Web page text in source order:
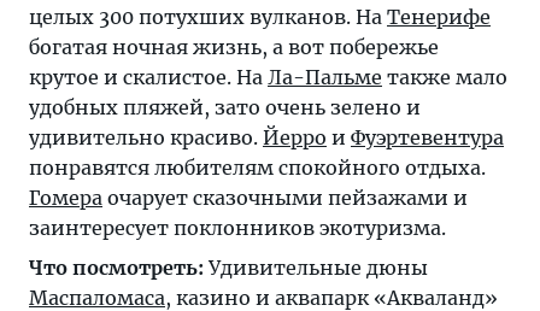
целых 300 потухших вулканов. На Тенерифе
богатая ночная жизнь, а вот побережье
крутое и скалистое. На Ла-Пальме также мало
удобных пляжей, зато очень зелено и
удивительно красиво. Йерро и Фуэртевентура
понравятся любителям спокойного отдыха.
Гомера очарует сказочными пейзажами и
заинтересует поклонников экотуризма.
Что посмотреть: Удивительные дюны
Маспаломаса, казино и аквапарк «Акваланд»